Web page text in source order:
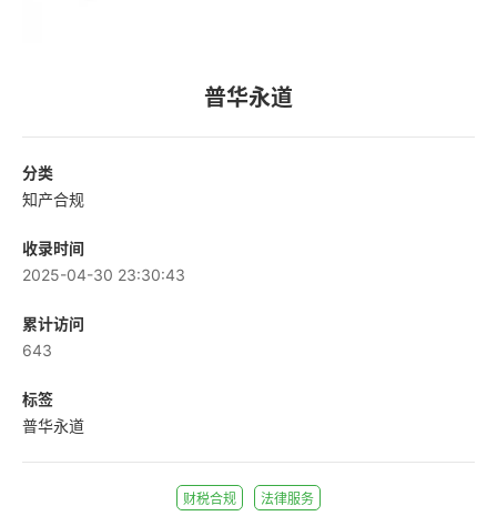
普华永道
分类
知产合规
收录时间
2025-04-30 23:30:43
累计访问
643
标签
普华永道
财税合规 法律服务